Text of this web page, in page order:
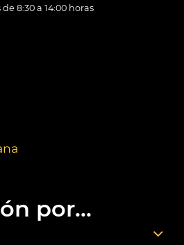
8:30 a 14:00 horas
por...